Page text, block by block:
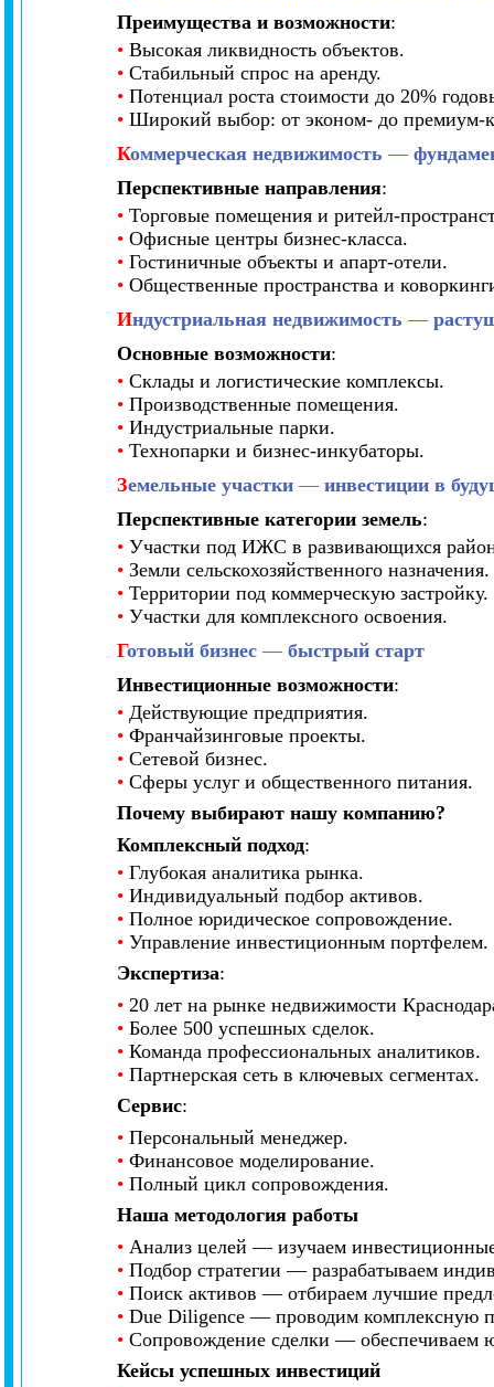
Преимущества и возможности:
• Высокая ликвидность объектов.
• Стабильный спрос на аренду.
• Потенциал роста стоимости до 20%
• Широкий выбор: от эконом- до премиум-
Коммерческая недвижимость —
Перспективные направления:
• Торговые помещения и ритейл-
• Офисные центры бизнес-класса.
• Гостиничные объекты и апарт-отели.
• Общественные пространства и
Индустриальная недвижимость —
Основные возможности:
• Склады и логистические комплексы.
• Производственные помещения.
• Индустриальные парки.
• Технопарки и бизнес-инкубаторы.
Земельные участки — инвестиции в
Перспективные категории земель:
• Участки под ИЖС в развивающихся
• Земли сельскохозяйственного назначения.
• Территории под коммерческую застройку.
• Участки для комплексного освоения.
Готовый бизнес — быстрый старт
Инвестиционные возможности:
• Действующие предприятия.
• Франчайзинговые проекты.
• Сетевой бизнес.
• Сферы услуг и общественного питания.
Почему выбирают нашу компанию?
Комплексный подход:
• Глубокая аналитика рынка.
• Индивидуальный подбор активов.
• Полное юридическое сопровождение.
• Управление инвестиционным портфелем.
Экспертиза:
• 20 лет на рынке недвижимости
• Более 500 успешных сделок.
• Команда профессиональных аналитиков.
• Партнерская сеть в ключевых сегментах.
Сервис:
• Персональный менеджер.
• Финансовое моделирование.
• Полный цикл сопровождения.
Наша методология работы
• Анализ целей — изучаем
• Подбор стратегии — разрабатываем
• Поиск активов — отбираем лучшие
• Due Diligence — проводим комплексную
• Сопровождение сделки — обеспечиваем
Кейсы успешных инвестиций